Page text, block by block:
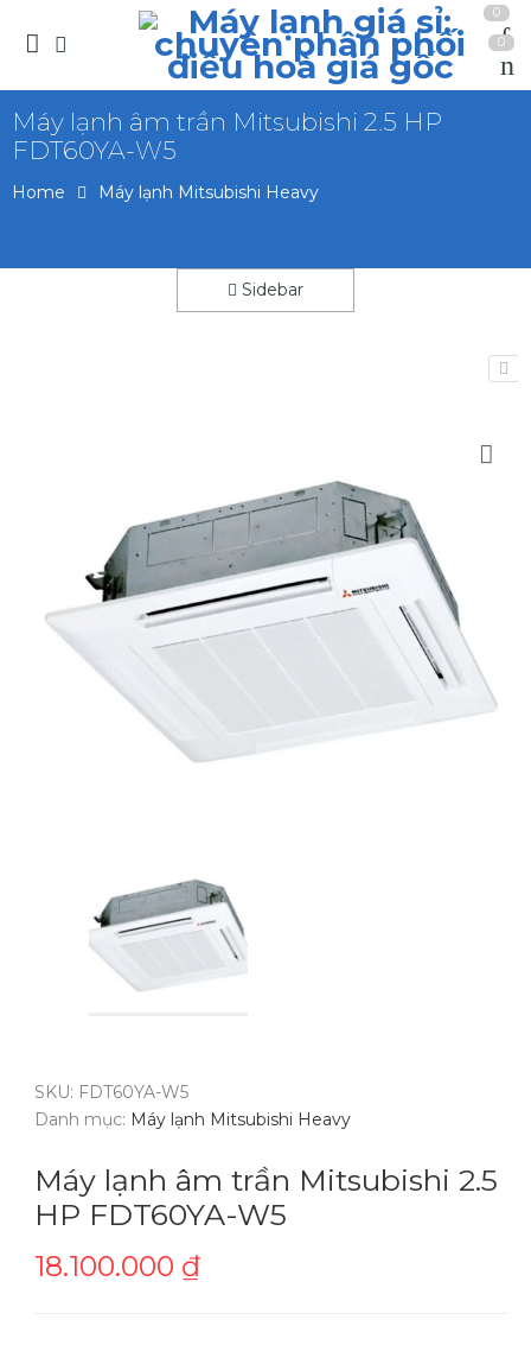
0
0
Máy lạnh âm trần Mitsubishi 2.5 HP
FDT60YA-W5
Home Máy lạnh Mitsubishi Heavy
Sidebar
SKU: FDT60YA-W5
Danh mục: Máy lạnh Mitsubishi Heavy
Máy lạnh âm trần Mitsubishi 2.5
HP FDT60YA-W5
18.100.000 ₫